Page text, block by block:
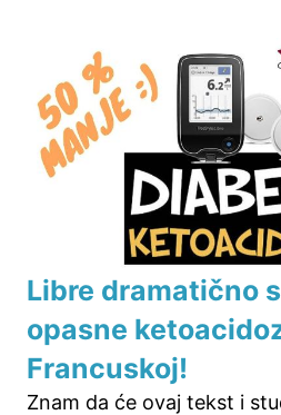
Libre dramatično
opasne
Francuskoj!
Znam da će ovaj tekst i